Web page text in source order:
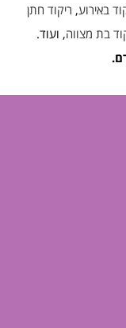
באירוע, ריקוד חתן
בת מצווה, ועוד.